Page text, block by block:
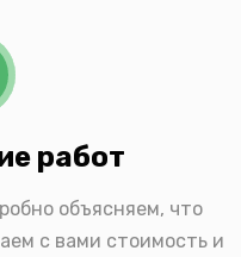
работ
объясняем, что
с вами стоимость и